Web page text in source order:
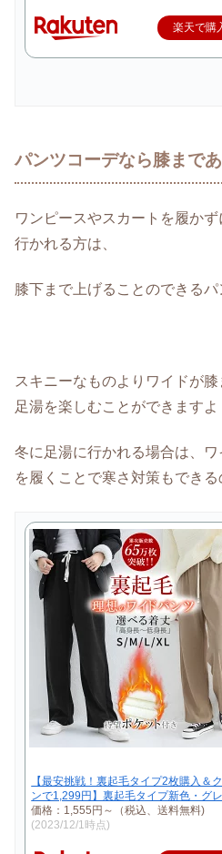
楽天で購
パンツコーデなら膝まで
ワンピースやスカートを履か
行かれる方は、
膝下まで上げることのできるパ
スキニーなものよりワイドが
足湯を楽しむことができますよ
冬に足湯に行かれる場合は、
を履くことで寒さ対策もできる
【最安挑戦！裏起毛タイプ2枚購入＆
ンで1,299円】裏起毛タイプ新色・グ
価格：1,555円～（税込、送料無料)
(2023/12/1時点)